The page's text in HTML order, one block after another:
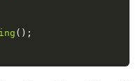
();